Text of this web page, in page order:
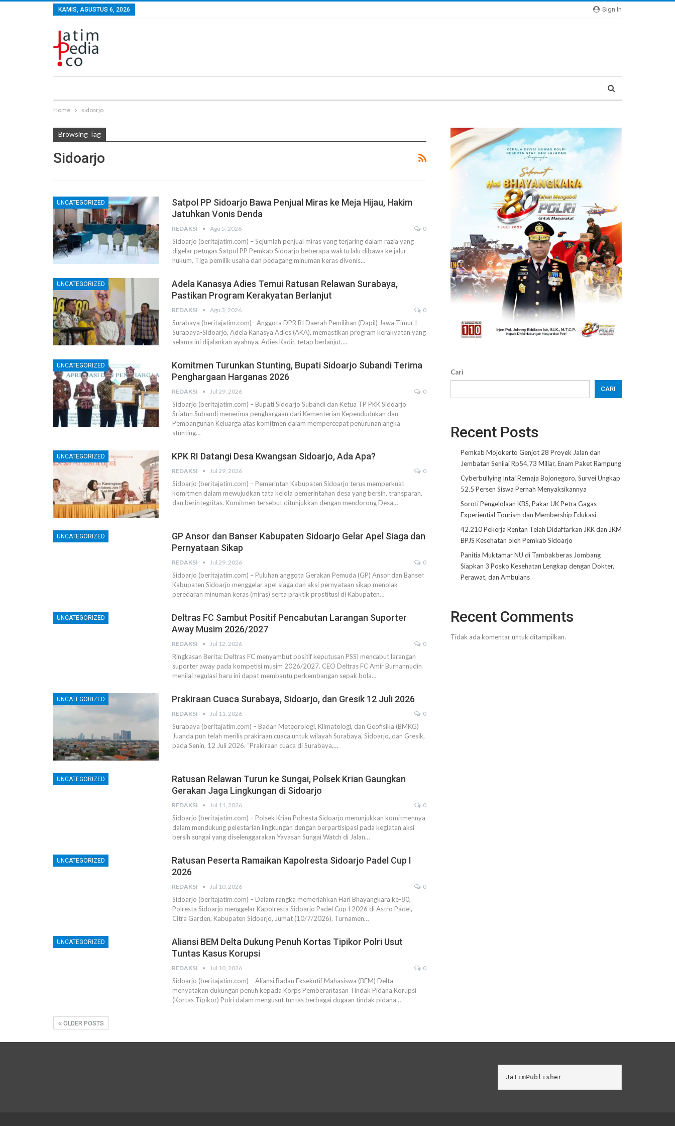
Sign In
KAMIS, AGUSTUS 6, 2026
Home sidoarjo
Browsing Tag
Sidoarjo
UNCATEGORIZED
Satpol PP Sidoarjo Bawa Penjual Miras ke Meja Hijau, Hakim
Jatuhkan Vonis Denda
REDAKSI Agu 5, 2026 0
Sidoarjo (beritajatim.com) – Sejumlah penjual miras yang terjaring dalam razia yang
digelar petugas Satpol PP Pemkab Sidoarjo beberapa waktu lalu dibawa ke jalur
hukum. Tiga pemilik usaha dan pedagang minuman keras divonis…
UNCATEGORIZED
Adela Kanasya Adies Temui Ratusan Relawan Surabaya,
Pastikan Program Kerakyatan Berlanjut
REDAKSI Agu 3, 2026 0
Surabaya (beritajatim.com)– Anggota DPR RI Daerah Pemilihan (Dapil) Jawa Timur I
Surabaya-Sidoarjo, Adela Kanasya Adies (AKA), memastikan program kerakyatan yang
selama ini dijalankan ayahnya, Adies Kadir, tetap berlanjut.…
UNCATEGORIZED
Komitmen Turunkan Stunting, Bupati Sidoarjo Subandi Terima
Penghargaan Harganas 2026
REDAKSI Jul 29, 2026 0
Sidoarjo (beritajatim.com) – Bupati Sidoarjo Subandi dan Ketua TP PKK Sidoarjo
Sriatun Subandi menerima penghargaan dari Kementerian Kependudukan dan
Pembangunan Keluarga atas komitmen dalam mempercepat penurunan angka
stunting…
UNCATEGORIZED KPK RI Datangi Desa Kwangsan Sidoarjo, Ada Apa?
REDAKSI Jul 29, 2026 0
Sidoarjo (beritajatim.com) – Pemerintah Kabupaten Sidoarjo terus memperkuat
komitmen dalam mewujudkan tata kelola pemerintahan desa yang bersih, transparan,
dan berintegritas. Komitmen tersebut ditunjukkan dengan mendorong Desa…
UNCATEGORIZED
GP Ansor dan Banser Kabupaten Sidoarjo Gelar Apel Siaga dan
Pernyataan Sikap
REDAKSI Jul 29, 2026 0
Sidoarjo (beritajatim.com) – Puluhan anggota Gerakan Pemuda (GP) Ansor dan Banser
Kabupaten Sidoarjo menggelar apel siaga dan aksi pernyataan sikap menolak
peredaran minuman keras (miras) serta praktik prostitusi di Kabupaten…
UNCATEGORIZED
Deltras FC Sambut Positif Pencabutan Larangan Suporter
Away Musim 2026/2027
REDAKSI Jul 12, 2026 0
Ringkasan Berita: Deltras FC menyambut positif keputusan PSSI mencabut larangan
suporter away pada kompetisi musim 2026/2027. CEO Deltras FC Amir Burhannudin
menilai regulasi baru ini dapat membantu perkembangan sepak bola…
UNCATEGORIZED Prakiraan Cuaca Surabaya, Sidoarjo, dan Gresik 12 Juli 2026
REDAKSI Jul 11, 2026 0
Surabaya (beritajatim.com) – Badan Meteorologi, Klimatologi, dan Geofisika (BMKG)
Juanda pun telah merilis prakiraan cuaca untuk wilayah Surabaya, Sidoarjo, dan Gresik,
pada Senin, 12 Juli 2026. “Prakiraan cuaca di Surabaya,…
UNCATEGORIZED
Ratusan Relawan Turun ke Sungai, Polsek Krian Gaungkan
Gerakan Jaga Lingkungan di Sidoarjo
REDAKSI Jul 11, 2026 0
Sidoarjo (beritajatim.com) – Polsek Krian Polresta Sidoarjo menunjukkan komitmennya
dalam mendukung pelestarian lingkungan dengan berpartisipasi pada kegiatan aksi
bersih sungai yang diselenggarakan Yayasan Sungai Watch di Jalan…
UNCATEGORIZED
Ratusan Peserta Ramaikan Kapolresta Sidoarjo Padel Cup I
2026
REDAKSI Jul 10, 2026 0
Sidoarjo (beritajatim.com) – Dalam rangka memeriahkan Hari Bhayangkara ke-80,
Polresta Sidoarjo menggelar Kapolresta Sidoarjo Padel Cup I 2026 di Astro Padel,
Citra Garden, Kabupaten Sidoarjo, Jumat (10/7/2026). Turnamen…
UNCATEGORIZED
Aliansi BEM Delta Dukung Penuh Kortas Tipikor Polri Usut
Tuntas Kasus Korupsi
REDAKSI Jul 10, 2026 0
Sidoarjo (beritajatim.com) – Aliansi Badan Eksekutif Mahasiswa (BEM) Delta
menyatakan dukungan penuh kepada Korps Pemberantasan Tindak Pidana Korupsi
(Kortas Tipikor) Polri dalam mengusut tuntas berbagai dugaan tindak pidana…
OLDER POSTS
Cari
CARI
Recent Posts
Pemkab Mojokerto Genjot 28 Proyek Jalan dan
Jembatan Senilai Rp54,73 Miliar, Enam Paket Rampung
Cyberbullying Intai Remaja Bojonegoro, Survei Ungkap
52,5 Persen Siswa Pernah Menyaksikannya
Soroti Pengelolaan KBS, Pakar UK Petra Gagas
Experiential Tourism dan Membership Edukasi
42.210 Pekerja Rentan Telah Didaftarkan JKK dan JKM
BPJS Kesehatan oleh Pemkab Sidoarjo
Panitia Muktamar NU di Tambakberas Jombang
Siapkan 3 Posko Kesehatan Lengkap dengan Dokter,
Perawat, dan Ambulans
Recent Comments
Tidak ada komentar untuk ditampilkan.
JatimPublisher